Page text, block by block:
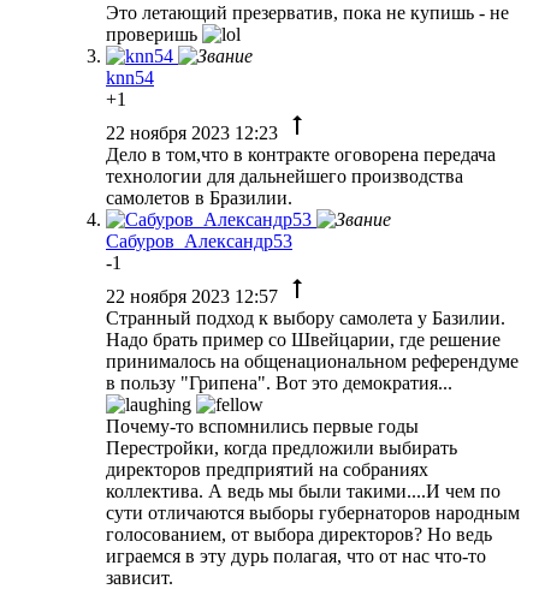
Это летающий презерватив, пока не купишь - не
проверишь
knn54
+1
22 ноября 2023 12:23
Дело в том,что в контракте оговорена передача
технологии для дальнейшего производства
самолетов в Бразилии.
Сабуров_Александр53
-1
22 ноября 2023 12:57
Странный подход к выбору самолета у Базилии.
Надо брать пример со Швейцарии, где решение
принималось на общенациональном референдуме
в пользу "Грипена". Вот это демократия...
Почему-то вспомнились первые годы
Перестройки, когда предложили выбирать
директоров предприятий на собраниях
коллектива. А ведь мы были такими....И чем по
сути отличаются выборы губернаторов народным
голосованием, от выбора директоров? Но ведь
играемся в эту дурь полагая, что от нас что-то
зависит.